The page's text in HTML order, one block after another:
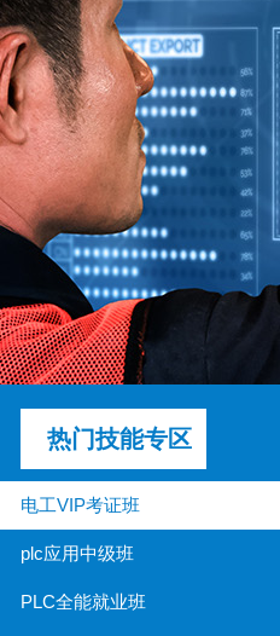
热门技能专区
电工VIP考证班
plc应用中级班
PLC全能就业班